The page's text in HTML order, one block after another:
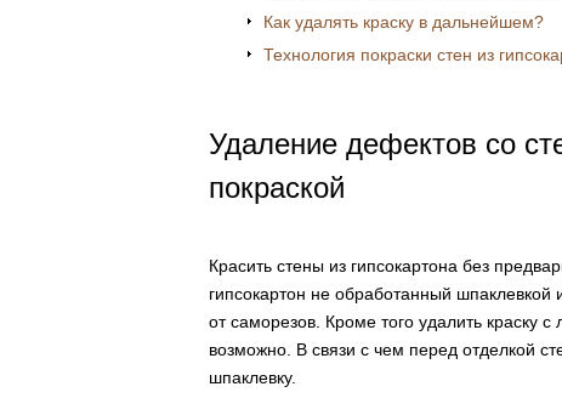
Как удалять краску в дальнейшем?
Технология покраски стен из
Удаление дефектов со
покраской
Красить стены из гипсокартона без
гипсокартон не обработанный шпаклевкой
от саморезов. Кроме того удалить краску
возможно. В связи с чем перед отделкой
шпаклевку.